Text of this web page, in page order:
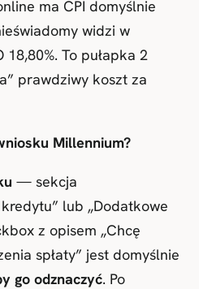
ma CPI domyślnie
widzi w
To pułapka 2
prawdziwy koszt za
Millennium?
— sekcja
lub „Dodatkowe
z opisem „Chcę
spłaty” jest domyślnie
go odznaczyć. Po